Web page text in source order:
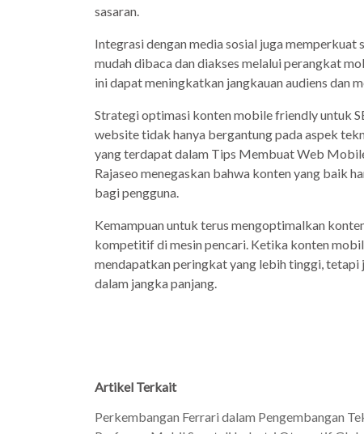
sasaran.
Integrasi dengan media sosial juga
mudah dibaca dan diakses melalui perangkat
ini dapat meningkatkan jangkauan audiens dan
Strategi optimasi konten mobile friendly untuk
website tidak hanya bergantung pada aspek
yang terdapat dalam Tips Membuat Web
Rajaseo menegaskan bahwa konten yang baik
bagi pengguna.
Kemampuan untuk terus mengoptimalkan
kompetitif di mesin pencari. Ketika konten
mendapatkan peringkat yang lebih tinggi, tetapi
dalam jangka panjang.
Artikel Terkait
Perkembangan Ferrari dalam Pengembangan